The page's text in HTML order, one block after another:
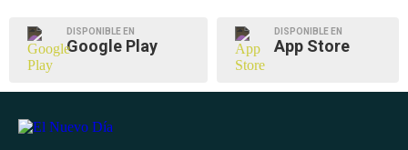
DISPONIBLE EN
Google Play
DISPONIBLE EN
App Store